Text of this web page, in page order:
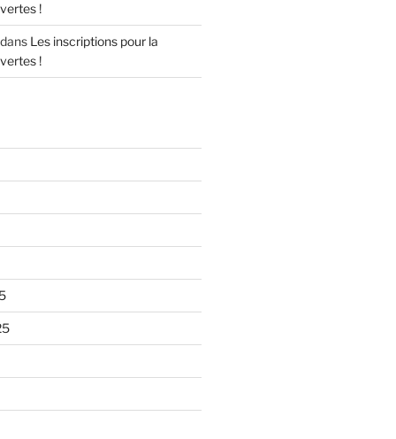
!
Les inscriptions pour la
!